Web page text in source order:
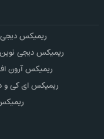
ریمیکس
ریمیکس دیجی نوین
ریمیکس آرون
ریمیکس ای کی و